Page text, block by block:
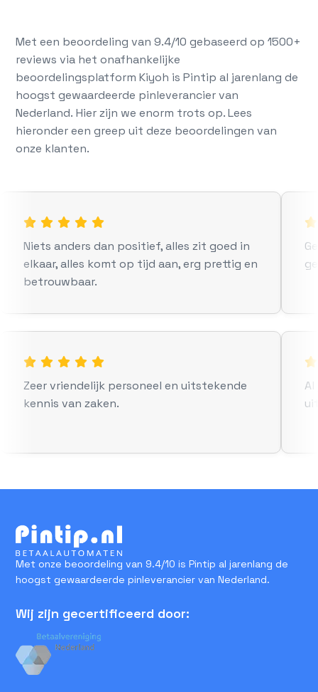
Met een beoordeling van 9.4/10 gebaseerd op 1500+
reviews via het onafhankelijke
beoordelingsplatform Kiyoh is Pintip al jarenlang de
hoogst gewaardeerde pinleverancier van
Nederland. Hier zijn we enorm trots op. Lees
hieronder een greep uit deze beoordelingen van
onze klanten.

Niets anders dan positief, alles zit goed in
elkaar, alles komt op tijd aan, erg prettig en
betrouwbaar.

Zeer vriendelijk personeel en uitstekende
kennis van zaken.
Al
Met onze beoordeling van 9.4/10 is Pintip al jarenlang de
hoogst gewaardeerde pinleverancier van Nederland.
Wij zijn gecertificeerd door: